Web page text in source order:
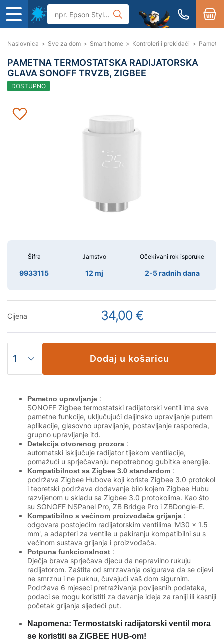
Naslovnica > Sve za dom > Smart home > Kontroleri i prekidači >
Pametno upravljanje :
SONOFF Zigbee termostatski radijatorski ventil ima sve
pametne funkcije, uključujući daljinsko upravljanje putem
aplikacije, glasovno upravljanje, postavljanje rasporeda,
grupno upravljanje itd.
Detekcija otvorenog prozora :
automatski isključuje radijator tijekom ventilacije,
pomažući u sprječavanju nepotrebnog gubitka energije.
Kompatibilnost sa Zigbee 3.0 standardom :
podržava Zigbee Hubove koji koriste Zigbee 3.0 protokol
i teoretski podržava dodavanje bilo kojem Zigbee Hubu
razvijenom u skladu sa Zigbee 3.0 protokolima. Kao što
su SONOFF NSPanel Pro, ZB Bridge Pro i ZBDongle-E.
Kompatibilno s većinom proizvođača grijanja :
odgovara postojećim radijatorskim ventilima 'M30 x 1.5
mm', a adapteri za ventile u pakiranju kompatibilni su s
većinom sustava grijanja i proizvođača.
Potpuna funkcionalnost :
Dječja brava sprječava djecu da nepravilno rukuju
radijatorom. Zaštita od smrzavanja osigurava da se cijevi
ne smrznu i ne puknu, čuvajući vaš dom sigurnim.
Podržava 6 mjeseci pretraživanja povijesnih podataka,
podaci se mogu koristiti za davanje ideja za raniji ili kasniji
početak grijanja sljedeći put.
Napomena: Termostatski radijatorski ventil mora
se koristiti sa ZIGBEE HUB-om!
PAMETNA TERMOSTATSKA RADIJATORSKA
GLAVA SONOFF TRVZB, ZIGBEE
DOSTUPNO
Šifra
9933115
Jamstvo
12 mj
Očekivani rok isporuke
2-5 radnih dana
Cijena 34,00 €
Dodaj u košaricu